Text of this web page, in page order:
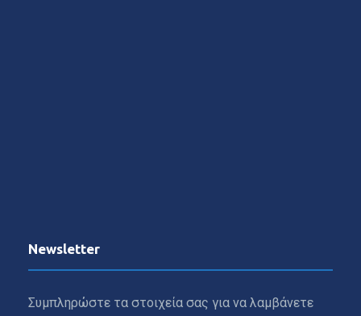
Newsletter
Συμπληρώστε τα στοιχεία σας για να λαμβάνετε